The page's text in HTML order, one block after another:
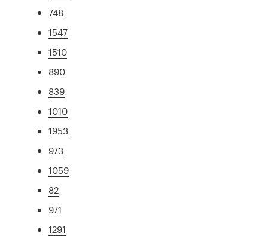
748
1547
1510
890
839
1010
1953
973
1059
82
971
1291